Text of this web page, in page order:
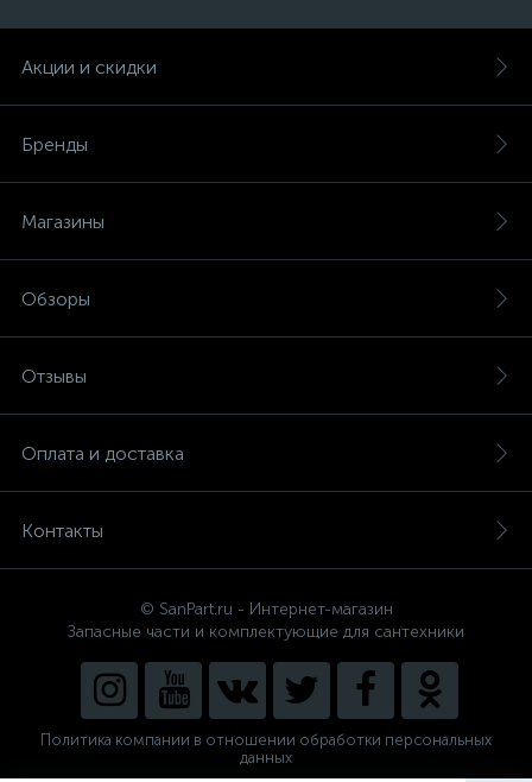
Акции и скидки
Бренды
Магазины
Обзоры
Отзывы
Оплата и доставка
Контакты
© SanPart.ru - Интернет-магазин
Запасные части и комплектующие для сантехники
Политика компании в отношении обработки персональных
данных